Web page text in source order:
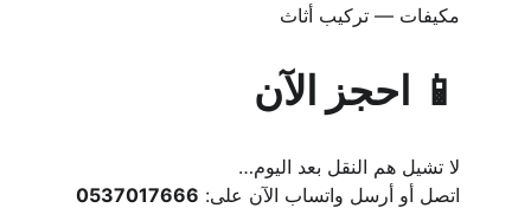
مكيفات — تركيب أثاث
📱 احجز الآن
لا تشيل هم النقل بعد اليوم…
اتصل أو أرسل واتساب الآن على: 0537017666